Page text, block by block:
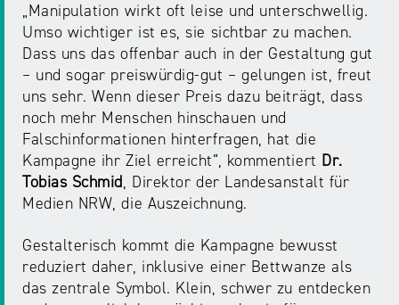
Werbung
mediale
Partizipation
Roadshow
gegen
Desinformation
Safer
Internet
Elternabende
„Manipulation wirkt oft leise und unterschwellig.
Umso wichtiger ist es, sie sichtbar zu machen.
Dass uns das offenbar auch in der Gestaltung gut
– und sogar preiswürdig-gut – gelungen ist, freut
uns sehr. Wenn dieser Preis dazu beiträgt, dass
noch mehr Menschen hinschauen und
Falschinformationen hinterfragen, hat die
Kampagne ihr Ziel erreicht“, kommentiert Dr.
Tobias Schmid, Direktor der Landesanstalt für
Medien NRW, die Auszeichnung.
Gestalterisch kommt die Kampagne bewusst
reduziert daher, inklusive einer Bettwanze als
das zentrale Symbol. Klein, schwer zu entdecken